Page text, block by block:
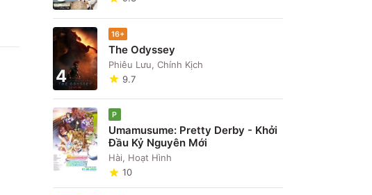
4
16+
The Odyssey
Phiêu Lưu, Chính Kịch
9.7
5
P
Umamusume: Pretty Derby - Khởi
Đầu Kỷ Nguyên Mới
Hài, Hoạt Hình
10